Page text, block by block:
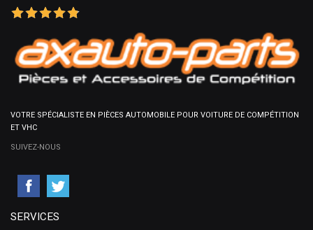
VOTRE SPÉCIALISTE EN PIÈCES AUTOMOBILE POUR VOITURE DE COMPÉTITION
ET VHC
SUIVEZ-NOUS
SERVICES